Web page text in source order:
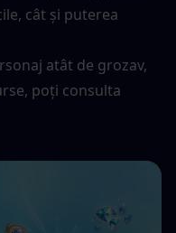
cât și puterea
atât de grozav,